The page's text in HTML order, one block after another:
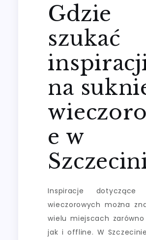
Gdzie
szukać
na
e w
Inspiracje dotyczące
wieczorowych można
wielu miejscach
jak i offline. W